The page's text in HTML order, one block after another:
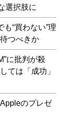
選択肢に
“買わない”理
つべきか
に批判が殺
ては「成功」
のプレゼ